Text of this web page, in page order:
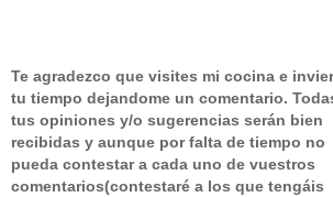
Te agradezco que visites mi cocina e
tu tiempo dejandome un comentario.
tus opiniones y/o sugerencias serán bien
recibidas y aunque por falta de tiempo no
pueda contestar a cada uno de vuestros
comentarios(contestaré a los que tengáis